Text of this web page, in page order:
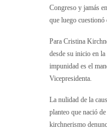
Congreso y jamás
que luego cuestionó
Para Cristina
desde su inicio en
impunidad es el
Vicepresidenta.
La nulidad de la
planteo que nació
kirchnerismo